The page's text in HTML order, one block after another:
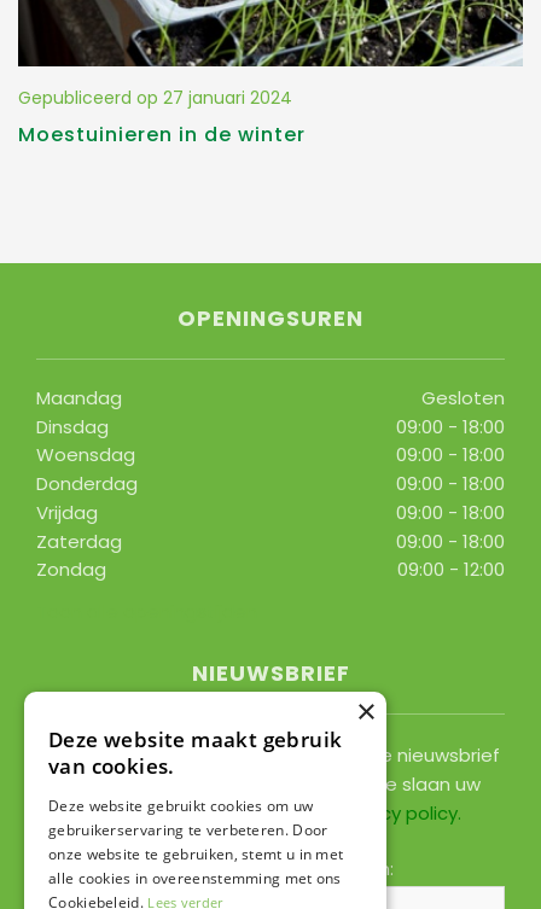
Moestuinieren in de winter
Gepubliceerd op 27 januari 2024
OPENINGSUREN
Maandag
Gesloten
Dinsdag
09:00 - 18:00
Woensdag
09:00 - 18:00
Donderdag
09:00 - 18:00
Vrijdag
09:00 - 18:00
Zaterdag
09:00 - 18:00
Zondag
09:00 - 12:00
NIEUWSBRIEF
Ontvang ongeveer 1x per 2 weken onze nieuwsbrief
met acties, nieuws & activiteiten! We slaan uw
gegevens op conform onze
privacy policy.
Voornaam: Achternaam:
×
Deze website maakt gebruik
van cookies.
Deze website gebruikt cookies om uw
gebruikerservaring te verbeteren. Door
onze website te gebruiken, stemt u in met
alle cookies in overeenstemming met ons
Cookiebeleid. Lees verder